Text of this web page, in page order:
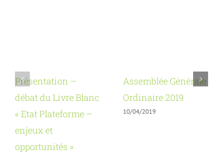
Présentation –
débat du Livre Blanc
« Etat Plateforme –
enjeux et
opportunités »
Assemblée Générale
Ordinaire 2019
10/04/2019